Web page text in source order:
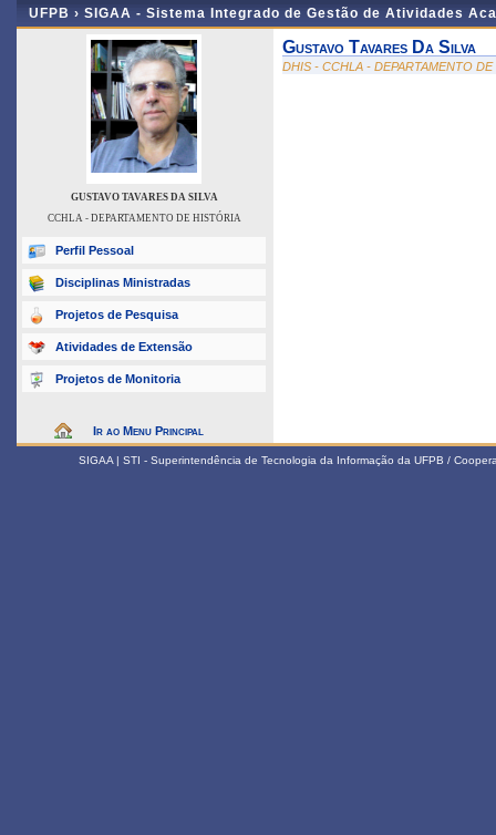
UFPB › SIGAA - Sistema Integrado de Gestão de Atividades
GUSTAVO TAVARES DA SILVA
CCHLA - DEPARTAMENTO DE HISTÓRIA
Perfil Pessoal
Disciplinas Ministradas
Projetos de Pesquisa
Atividades de Extensão
Projetos de Monitoria
Ir ao Menu Principal
Gustavo Tavares Da Silva
DHIS - CCHLA - DEPARTAMENTO
SIGAA | STI - Superintendência de Tecnologia da Informação da UFPB /